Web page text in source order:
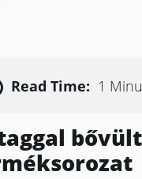
Read Time: 1